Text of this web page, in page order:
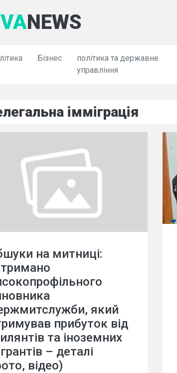
NEWS
Бізнес
політика та державне
управління
імміграція
на митниці:
який
прибуток від
та іноземних
– деталі
відео)